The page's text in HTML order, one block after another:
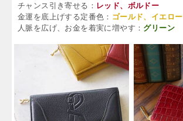
チャンス引き寄せる： レッド、ボルドー
金運を底上げする定番色： ゴールド、イエロー
人脈を広げ、お金を着実に増やす： グリーン